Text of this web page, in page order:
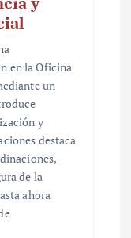
en la Oficina
un
y
destaca
de la
ahora